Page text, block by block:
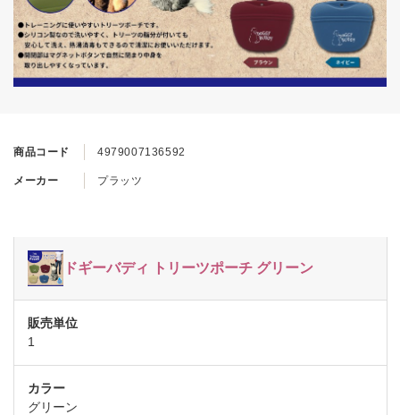
商品コード 4979007136592
メーカー プラッツ
ドギーバディ トリーツポーチ グリーン
1
グリーン